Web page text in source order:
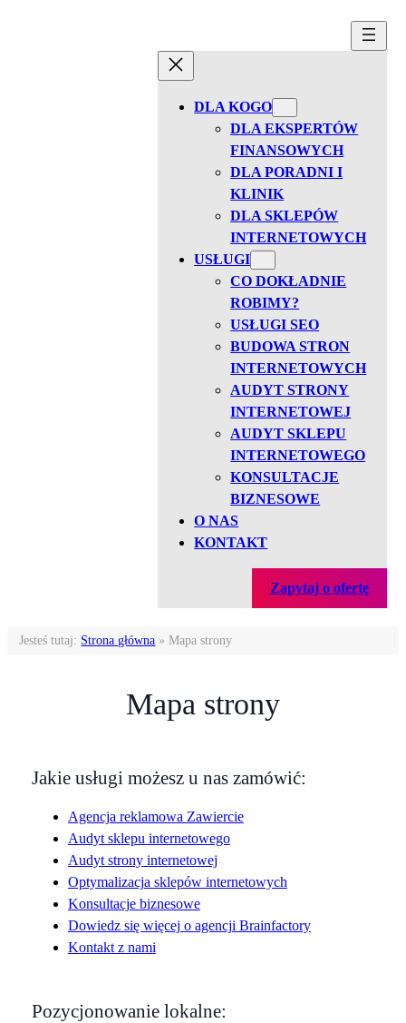
DLA KOGO
DLA EKSPERTÓW
FINANSOWYCH
DLA PORADNI I
KLINIK
DLA SKLEPÓW
INTERNETOWYCH
USŁUGI
CO DOKŁADNIE
ROBIMY?
USŁUGI SEO
BUDOWA STRON
INTERNETOWYCH
AUDYT STRONY
INTERNETOWEJ
AUDYT SKLEPU
INTERNETOWEGO
KONSULTACJE
BIZNESOWE
O NAS
KONTAKT
Zapytaj o ofertę
Jesteś tutaj: Strona główna » Mapa strony
Mapa strony
Jakie usługi możesz u nas zamówić:
Agencja reklamowa Zawiercie
Audyt sklepu internetowego
Audyt strony internetowej
Optymalizacja sklepów internetowych
Konsultacje biznesowe
Dowiedz się więcej o agencji Brainfactory
Kontakt z nami
Pozycjonowanie lokalne: